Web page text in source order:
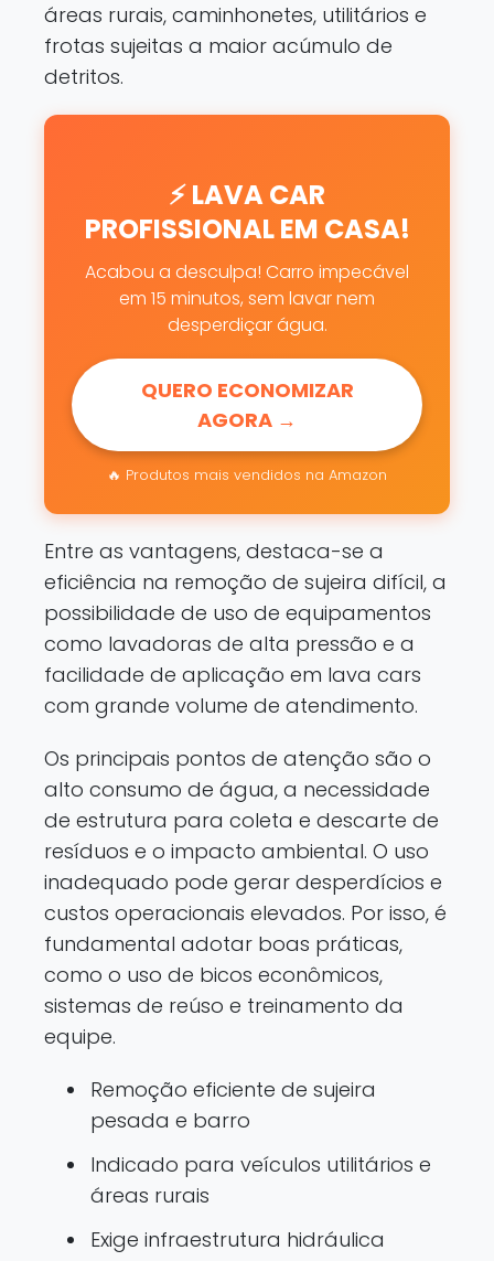
áreas rurais, caminhonetes, utilitários e
frotas sujeitas a maior acúmulo de
detritos.
⚡ LAVA CAR
PROFISSIONAL EM CASA!
Acabou a desculpa! Carro impecável
em 15 minutos, sem lavar nem
desperdiçar água.
QUERO ECONOMIZAR
AGORA →
🔥 Produtos mais vendidos na Amazon
Entre as vantagens, destaca-se a
eficiência na remoção de sujeira difícil, a
possibilidade de uso de equipamentos
como lavadoras de alta pressão e a
facilidade de aplicação em lava cars
com grande volume de atendimento.
Os principais pontos de atenção são o
alto consumo de água, a necessidade
de estrutura para coleta e descarte de
resíduos e o impacto ambiental. O uso
inadequado pode gerar desperdícios e
custos operacionais elevados. Por isso, é
fundamental adotar boas práticas,
como o uso de bicos econômicos,
sistemas de reúso e treinamento da
equipe.
Remoção eficiente de sujeira
pesada e barro
Indicado para veículos utilitários e
áreas rurais
Exige infraestrutura hidráulica